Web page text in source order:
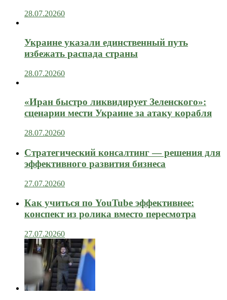
28.07.20260
Украине указали единственный путь
избежать распада страны
28.07.20260
«Иран быстро ликвидирует Зеленского»:
сценарии мести Украине за атаку корабля
28.07.20260
Стратегический консалтинг — решения для
эффективного развития бизнеса
27.07.20260
Как учиться по YouTube эффективнее:
конспект из ролика вместо пересмотра
27.07.20260